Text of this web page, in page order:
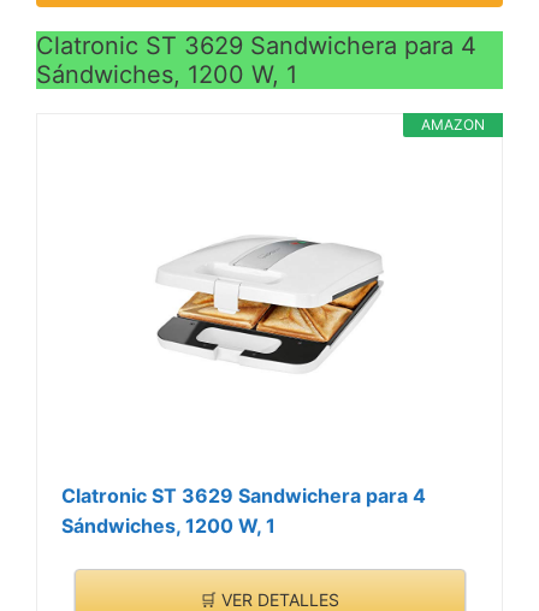
Clatronic ST 3629 Sandwichera para 4
Sándwiches, 1200 W, 1
AMAZON
Clatronic ST 3629 Sandwichera para 4
Sándwiches, 1200 W, 1
🛒 VER DETALLES